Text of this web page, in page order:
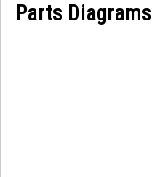
Parts Diagrams